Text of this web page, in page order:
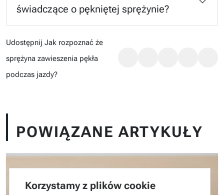
Korzystamy z plików cookie
świadczące o pękniętej sprężynie?
Udostępnij Jak rozpoznać że
sprężyna zawieszenia pękła
podczas jazdy?
POWIĄZANE ARTYKUŁY